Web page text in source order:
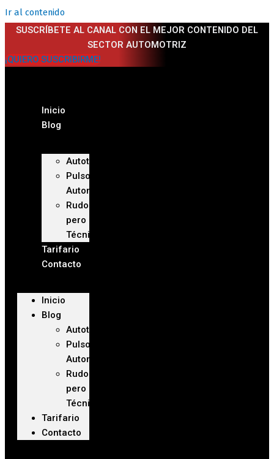
Ir al contenido
SUSCRÍBETE AL CANAL CON EL MEJOR CONTENIDO DEL
SECTOR AUTOMOTRIZ
¡QUIERO SUSCRIBIRME!
Inicio
Blog
Autoteca
Pulso
Automotriz
Rudo
pero
Técnico
Tarifario
Contacto
Inicio
Blog
Autoteca
Pulso
Automotriz
Rudo
pero
Técnico
Tarifario
Contacto